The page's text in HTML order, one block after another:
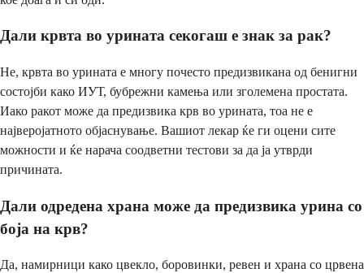
Дали крвта во урината секогаш е знак за рак?
Не, крвта во урината е многу почесто предизвикана од бенигни
состојби како ИУТ, бубрежни камења или зголемена простата.
Иако ракот може да предизвика крв во урината, тоа не е
најверојатното објаснување. Вашиот лекар ќе ги оцени сите
можности и ќе нарача соодветни тестови за да ја утврди
причината.
Дали одредена храна може да предизвика урина со
боја на крв?
Да, намирници како цвекло, боровинки, ревен и храна со црвена